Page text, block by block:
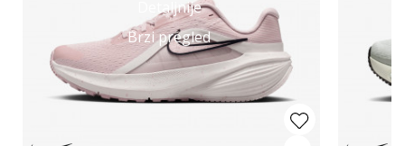
Detaljnije
Brzi pregled